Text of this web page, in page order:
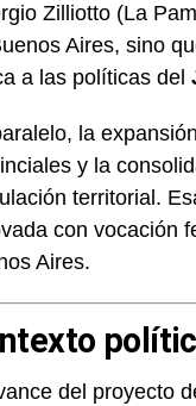
Zilliotto (La
Aires, sino
a las políticas del
la
y la
territorial.
con vocación
Aires.
del proyecto